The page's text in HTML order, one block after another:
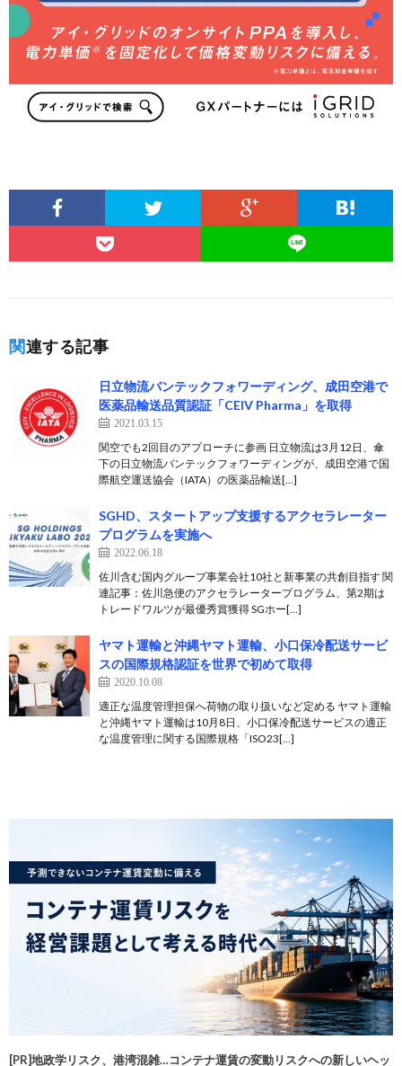
関連する記事
日立物流バンテックフォワーディング、成田空港で
医薬品輸送品質認証「CEIV Pharma」を取得
2021.03.15
関空でも2回目のアプローチに参画 日立物流は3月12日、傘
下の日立物流バンテックフォワーディングが、成田空港で国
際航空運送協会（IATA）の医薬品輸送[…]
SGHD、スタートアップ支援するアクセラレーター
プログラムを実施へ
2022.06.18
佐川含む国内グループ事業会社10社と新事業の共創目指す 関
連記事：佐川急便のアクセラレータープログラム、第2期は
トレードワルツが最優秀賞獲得 SGホー[…]
ヤマト運輸と沖縄ヤマト運輸、小口保冷配送サービ
スの国際規格認証を世界で初めて取得
2020.10.08
適正な温度管理担保へ荷物の取り扱いなど定める ヤマト運輸
と沖縄ヤマト運輸は10月8日、小口保冷配送サービスの適正
な温度管理に関する国際規格「ISO23[…]
[PR]地政学リスク、港湾混雑…コンテナ運賃の変動リスクへの新しいヘッ